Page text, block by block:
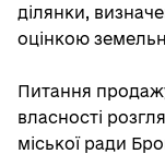
ділянки,
оцінкою
Питання
власності
міської ради